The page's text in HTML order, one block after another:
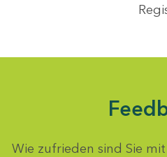
Wie zufrieden sind Sie